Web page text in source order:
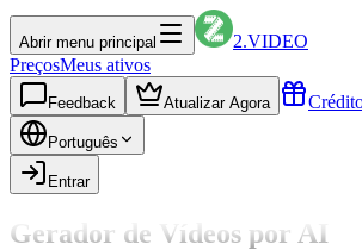
Abrir menu principal
2.VIDEO
PreçosMeus ativos
Feedback Atualizar Agora
Português
Entrar
Gerador de Vídeos por AI